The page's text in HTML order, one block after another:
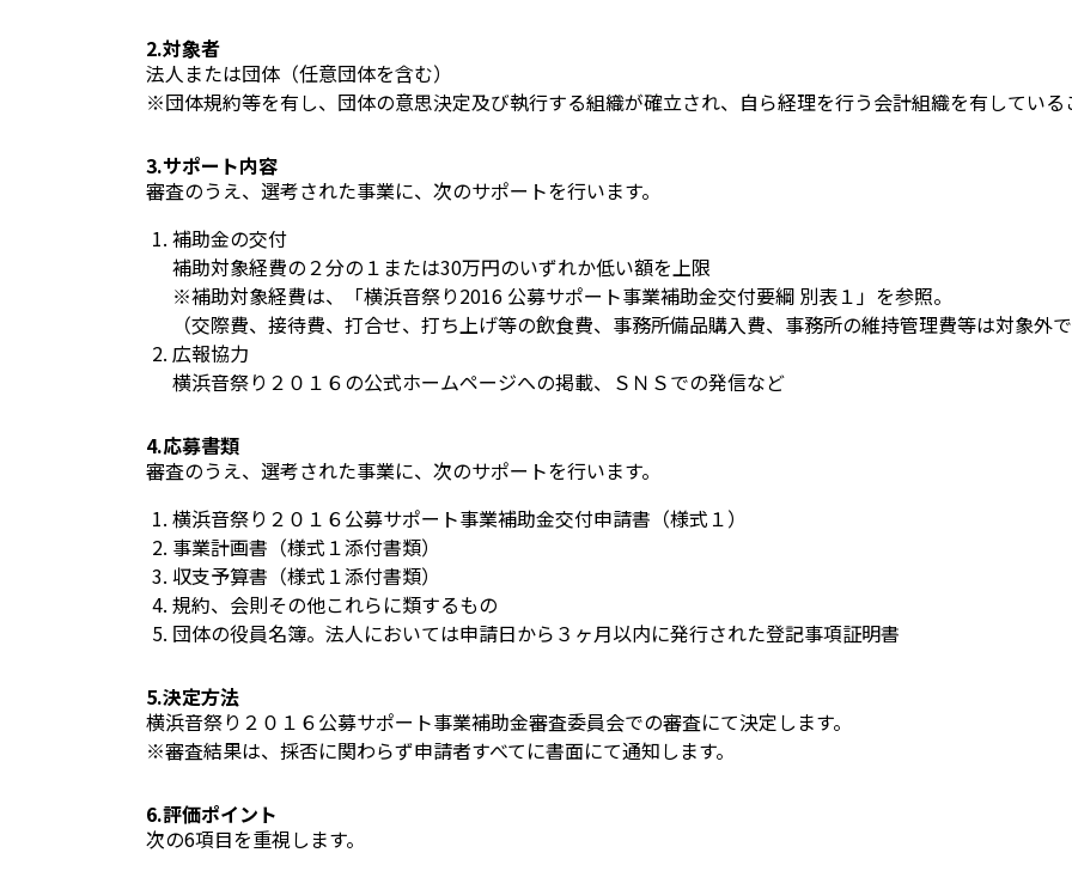
2.対象者
法人または団体（任意団体を含む）
※団体規約等を有し、団体の意思決定及び執行する組織が確立され、自ら経理を行う会計組織を有している
3.サポート内容
審査のうえ、選考された事業に、次のサポートを行います。
補助金の交付
補助対象経費の２分の１または30万円のいずれか低い額を上限
※補助対象経費は、「横浜音祭り2016 公募サポート事業補助金交付要綱 別表１」を参照。
（交際費、接待費、打合せ、打ち上げ等の飲食費、事務所備品購入費、事務所の維持管理費等は対象外
広報協力
横浜音祭り２０１６の公式ホームページへの掲載、ＳＮＳでの発信など
4.応募書類
審査のうえ、選考された事業に、次のサポートを行います。
横浜音祭り２０１６公募サポート事業補助金交付申請書（様式１）
事業計画書（様式１添付書類）
収支予算書（様式１添付書類）
規約、会則その他これらに類するもの
団体の役員名簿。法人においては申請日から３ヶ月以内に発行された登記事項証明書
5.決定方法
横浜音祭り２０１６公募サポート事業補助金審査委員会での審査にて決定します。
※審査結果は、採否に関わらず申請者すべてに書面にて通知します。
6.評価ポイント
次の6項目を重視します。